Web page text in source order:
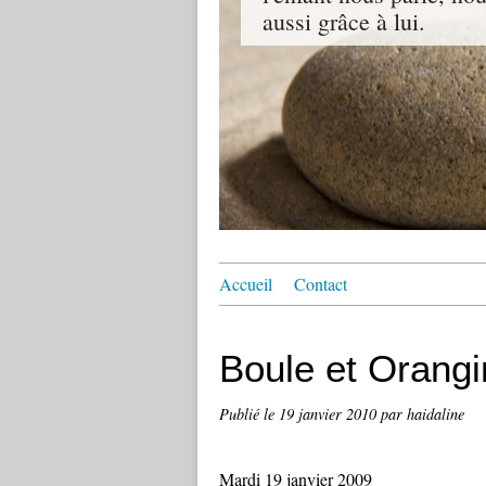
aussi grâce à lui.
Accueil Contact
Boule et
Publié le 19 janvier 2010par haidaline
Mardi 19 janvier 2009